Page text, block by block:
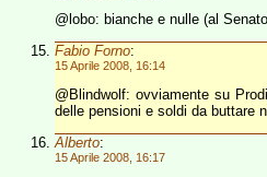
@lobo: bianche e nulle (al
Fabio Forno:
15 Aprile 2008, 16:14
@Blindwolf: ovviamente su
delle pensioni e soldi da buttare
Alberto:
15 Aprile 2008, 16:17